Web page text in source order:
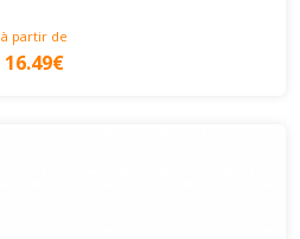
à partir de
16.49€